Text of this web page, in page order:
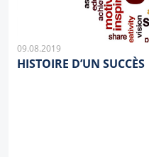
09.08.2019
HISTOIRE D’UN SUCCÈS